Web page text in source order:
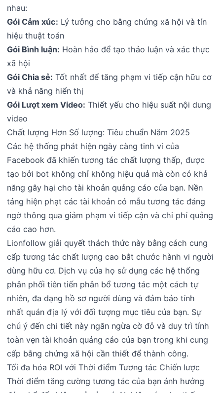
nhau:
Gói Cảm xúc: Lý tưởng cho bằng chứng xã hội và tín
hiệu thuật toán
Gói Bình luận: Hoàn hảo để tạo thảo luận và xác thực
xã hội
Gói Chia sẻ: Tốt nhất để tăng phạm vi tiếp cận hữu cơ
và khả năng hiển thị
Gói Lượt xem Video: Thiết yếu cho hiệu suất nội dung
video
Chất lượng Hơn Số lượng: Tiêu chuẩn Năm 2025
Các hệ thống phát hiện ngày càng tinh vi của
Facebook đã khiến tương tác chất lượng thấp, được
tạo bởi bot không chỉ không hiệu quả mà còn có khả
năng gây hại cho tài khoản quảng cáo của bạn. Nền
tảng hiện phạt các tài khoản có mẫu tương tác đáng
ngờ thông qua giảm phạm vi tiếp cận và chi phí quảng
cáo cao hơn.
Lionfollow giải quyết thách thức này bằng cách cung
cấp tương tác chất lượng cao bắt chước hành vi người
dùng hữu cơ. Dịch vụ của họ sử dụng các hệ thống
phân phối tiên tiến phân bổ tương tác một cách tự
nhiên, đa dạng hồ sơ người dùng và đảm bảo tính
nhất quán địa lý với đối tượng mục tiêu của bạn. Sự
chú ý đến chi tiết này ngăn ngừa cờ đỏ và duy trì tính
toàn vẹn tài khoản quảng cáo của bạn trong khi cung
cấp bằng chứng xã hội cần thiết để thành công.
Tối đa hóa ROI với Thời điểm Tương tác Chiến lược
Thời điểm tăng cường tương tác của bạn ảnh hưởng